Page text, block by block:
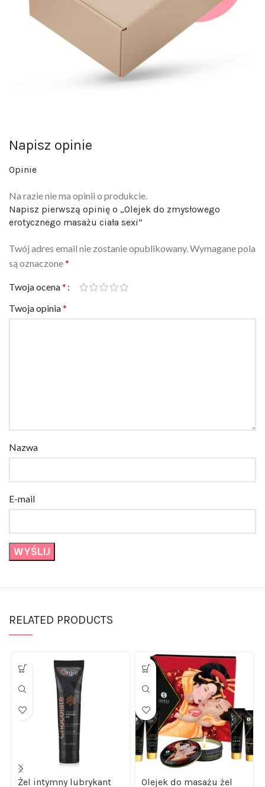
Opinie
Napisz pierwszą opinię o „Olejek do zmysłowego
erotycznego masażu ciała sexi”
są oznaczone*
Twoja ocena
Twoja opinia
Nazwa
E-mail
Żel intymny lubrykant
wodny nawilżający
Olejek do masażu żel
świeca Shunga